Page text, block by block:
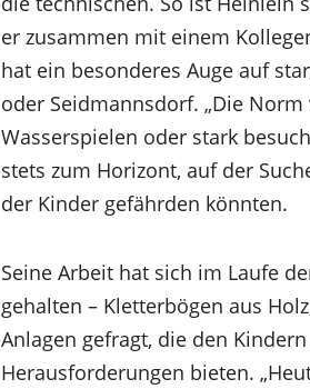
er zusammen mit einem
hat ein besonderes Auge auf
oder Seidmannsdorf. „Die
Wasserspielen oder stark
stets zum Horizont, auf der
der Kinder gefährden könnten.
Seine Arbeit hat sich im Laufe
gehalten – Kletterbögen aus
Anlagen gefragt, die den
Herausforderungen bieten.